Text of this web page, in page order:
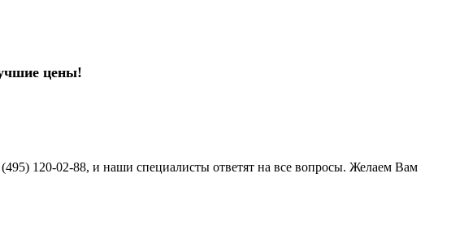
цены!
120-02-88, и наши специалисты ответят на все вопросы. Желаем Вам